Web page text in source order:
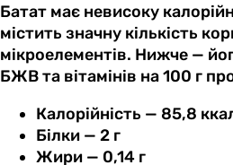
Батат має невисоку
містить значну кількість
мікроелементів. Нижче —
БЖВ та вітамінів на 100 г
Калорійність — 85,8
Білки — 2 г
Жири — 0,14 г